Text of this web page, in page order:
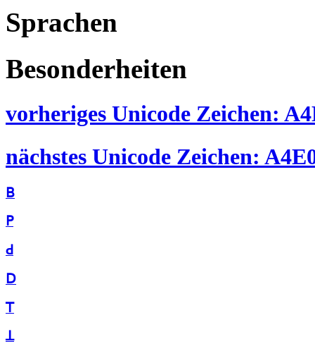
Sprachen
Besonderheiten
vorheriges Unicode Zeichen:
nächstes Unicode Zeichen:
ꓐ
ꓑ
ꓒ
ꓓ
ꓔ
ꓕ